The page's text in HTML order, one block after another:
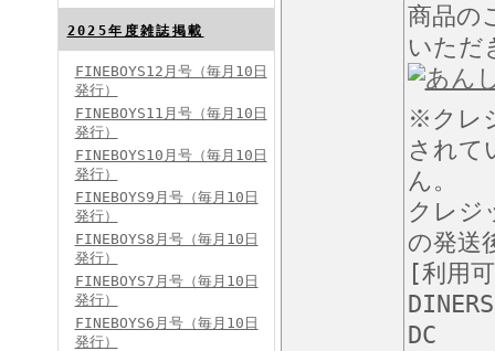
FINEBOYS2024年8月号
FINEBOYS2024年7月号
2025年度雑誌掲載
FINEBOYS12月号（毎月10日
発行）
FINEBOYS11月号（毎月10日
発行）
FINEBOYS10月号（毎月10日
発行）
FINEBOYS9月号（毎月10日
発行）
FINEBOYS8月号（毎月10日
発行）
FINEBOYS7月号（毎月10日
発行）
FINEBOYS6月号（毎月10日
発行）
商品の
いただ
※クレ
されて
ん。
クレジ
の発送
[利用
DC